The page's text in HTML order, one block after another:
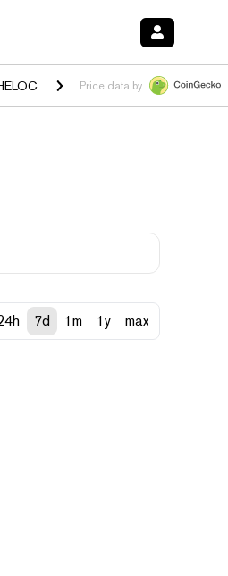
$1.023 -1.20%HYPE $54.20 -
Price data by
7d 1m 1y max